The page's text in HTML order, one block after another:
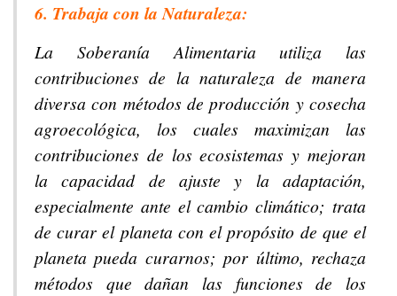
6. Trabaja con la Naturaleza:
La Soberanía Alimentaria utiliza las
contribuciones de la naturaleza de manera
diversa con métodos de producción y cosecha
agroecológica, los cuales maximizan las
contribuciones de los ecosistemas y mejoran
la capacidad de ajuste y la adaptación,
especialmente ante el cambio climático; trata
de curar el planeta con el propósito de que el
planeta pueda curarnos; por último, rechaza
métodos que dañan las funciones de los